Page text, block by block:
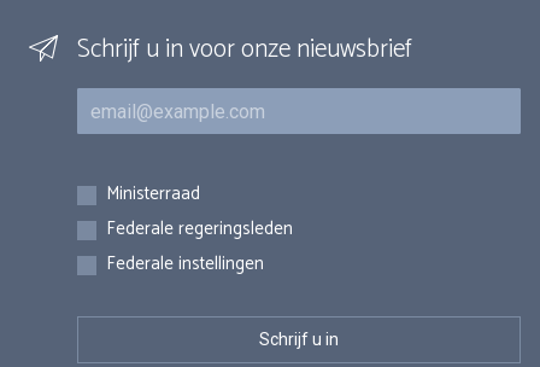
Schrijf u in voor onze nieuwsbrief
E-mail
Inschrijvingen
Ministerraad
Federale regeringsleden
Federale instellingen